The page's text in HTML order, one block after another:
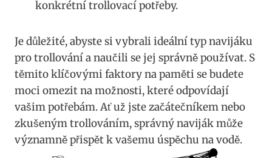
konkrétní trollovací potřeby.
Je důležité, abyste si vybrali ⁢ideální typ navijáku
pro trollování a ‌naučili⁢ se jej správně ⁤používat. S
těmito klíčovými faktory na paměti se budete
moci omezit na možnosti, které odpovídají
vašim potřebám. Ať už jste začátečníkem nebo
zkušeným trollováním, správný ⁤naviják může
⁣významně ⁤přispět k vašemu úspěchu na vodě.